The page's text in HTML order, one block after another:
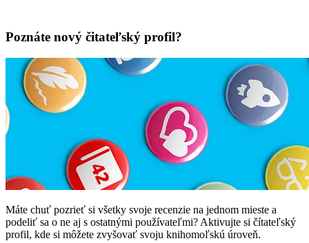
Poznáte nový čitateľský profil?
Máte chuť pozrieť si všetky svoje recenzie na jednom mieste a
podeliť sa o ne aj s ostatnými používateľmi? Aktivujte si čítateľský
profil, kde si môžete zvyšovať svoju knihomoľskú úroveň.